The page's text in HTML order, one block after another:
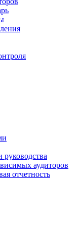
руководства
аудиторов
отчетность